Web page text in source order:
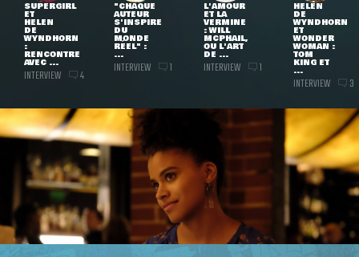
SUPERGIRL
ET
HELEN
DE
WYNDHORN
:
RENCONTRE
AVEC ...
INTERVIEW 4
"CHAQUE
AUTEUR
S'INSPIRE
DU
MONDE
RÉEL" :
...
INTERVIEW 1
L'AMOUR
ET LA
VERMINE
: WILL
MCPHAIL,
OU L'ART
DE ...
INTERVIEW 1
HELEN
DE
WYNDHORN
ET
WONDER
WOMAN :
TOM
KING ET
...
INTERVIEW 3